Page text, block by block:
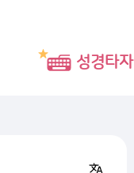
성경타자